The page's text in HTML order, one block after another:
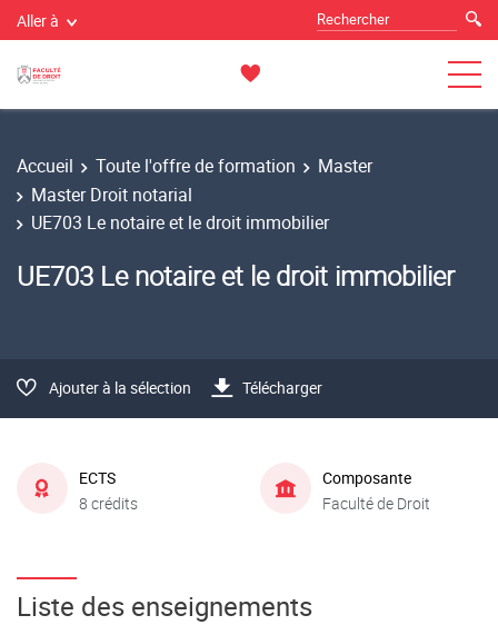
Aller à
Accueil Toute l'offre de formation
Master
Master Droit notarial
UE703 Le notaire et le droit immobilier
UE703 Le notaire et le droit immobilier
Ajouter à la sélection Télécharger
ECTS
8 crédits
Composante
Faculté de Droit
Liste des enseignements